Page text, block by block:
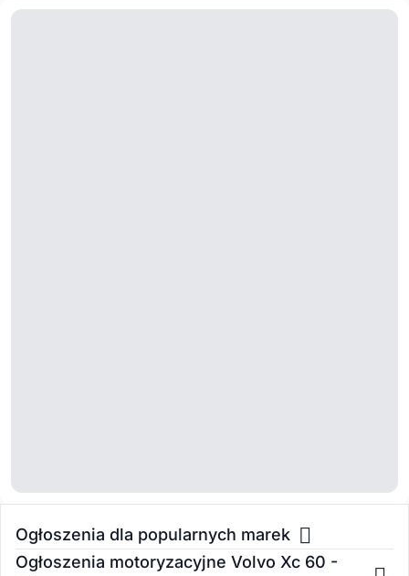
Ogłoszenia dla popularnych marek
Ogłoszenia motoryzacyjne Volvo Xc 60 -